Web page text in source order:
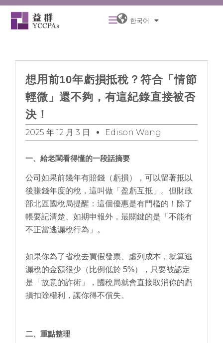
콘
Menu한국어
想用前10年虧損抵稅？符合「情節
輕微」還不夠，有這紀錄直接被否
決！
2025 年 12 月 3 日 Edison Wang
一、給老闆看得懂的一段話摘要
公司如果前幾年有賠錢（虧損），可以留著抵以
後賺錢年度的稅，這叫做「盈虧互抵」。但財政
部北區國稅局提醒：這個優惠是有門檻的！除了
帳要記清楚、如期申報外，最關鍵的是「不能有
不正當逃漏稅行為」。
如果你為了省稅去買假發票、虛列成本，就算逃
漏稅的金額很少（比例低於 5%），只要被認定
是「故意的詐術」，國稅局就會直接取消你的虧
損扣除權利，讓你得不償失。
二、重點整理